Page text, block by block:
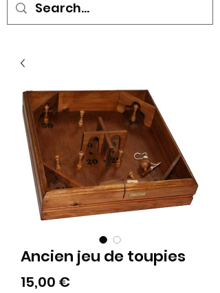
Ancien jeu de toupies
15,00 €Prix